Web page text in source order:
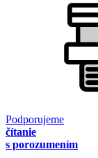
Podporujeme
čítanie
s porozumením